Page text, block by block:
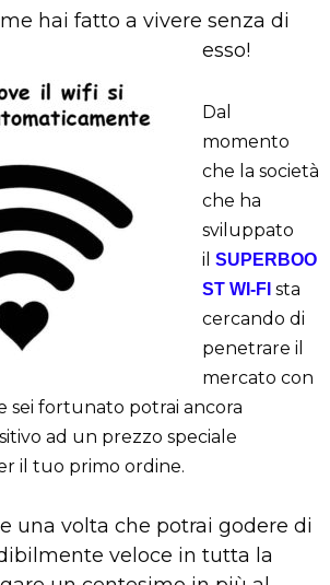
hai fatto a vivere senza di
esso!
Dal
momento
che la società
che ha
sviluppato
il SUPERBOO
ST WI-FI sta
cercando di
penetrare il
mercato con
sei fortunato potrai ancora
ad un prezzo speciale
il tuo primo ordine.
una volta che potrai godere di
veloce in tutta la